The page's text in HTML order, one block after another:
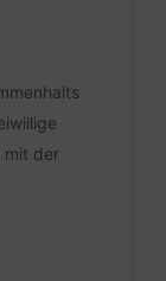
mit der